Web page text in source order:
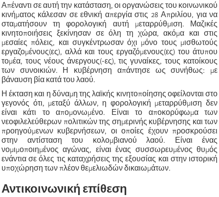
Απέναντι σε αυτή την κατάσταση, οι οργανώσεις του κοινωνικού
κινήματος κάλεσαν σε εθνική απεργία στις 28 Απριλίου, για να
σταματήσουν τη φορολογική αυτή μεταρρύθμιση. Μαζικές
κινητοποιήσεις ξεκίνησαν σε όλη τη χώρα, ακόμα και στις
μεσαίες πόλεις, και συγκέντρωσαν όχι μόνο τους μισθωτούς
εργαζομένους(ες), αλλά και τους εργαζόμενους(ες) του άτυπου
τομέα, τους νέους άνεργους(-ες), τις γυναίκες, τους κατοίκους
των συνοικιών. Η κυβέρνηση απάντησε ως συνήθως: με
βάναυση βία κατά του λαού.
Η έκταση και η δύναμη της λαϊκής κινητοποίησης οφείλονται στο
γεγονός ότι, μεταξύ άλλων, η φορολογική μεταρρύθμιση δεν
είναι κάτι το απομονωμένο. Είναι το αποκορύφωμα των
νεοφιλελεύθερων πολιτικών της σημερινής κυβέρνησης και των
προηγούμενων κυβερνήσεων, οι οποίες έχουν προσκρούσει
στην αντίσταση του κολομβιανού λαού. Είναι ένας
νομιμοποιημένος αγώνας, είναι ένας συσσωρευμένος θυμός
ενάντια σε όλες τις καταχρήσεις της εξουσίας και στην ιστορική
υποχώρηση των πλέον θεμελιωδών δικαιωμάτων.
Αντικοινωνική επίθεση